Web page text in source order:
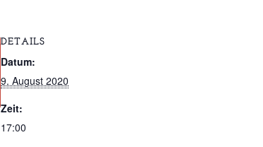
DETAILS
Datum:
9. August 2020
Zeit:
17:00